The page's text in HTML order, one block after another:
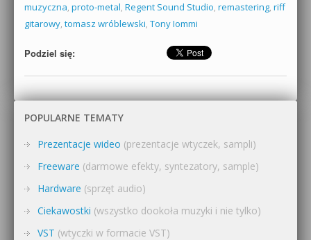
muzyczna, proto-metal, Regent Sound Studio, remastering, riff
gitarowy, tomasz wróblewski, Tony Iommi
Podziel się:
POPULARNE TEMATY
Prezentacje wideo (prezentacje wtyczek, sampli)
Freeware (darmowe efekty, syntezatory, sample)
Hardware (sprzęt audio)
Ciekawostki (wszystko dookoła muzyki i nie tylko)
VST (wtyczki w formacie VST)